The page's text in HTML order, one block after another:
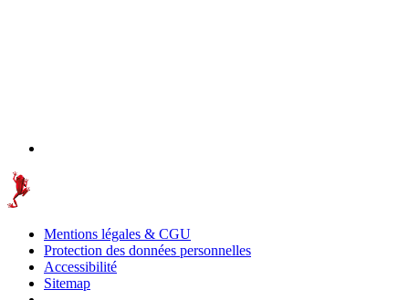
Mentions légales & CGU
Protection des données personnelles
Accessibilité
Sitemap